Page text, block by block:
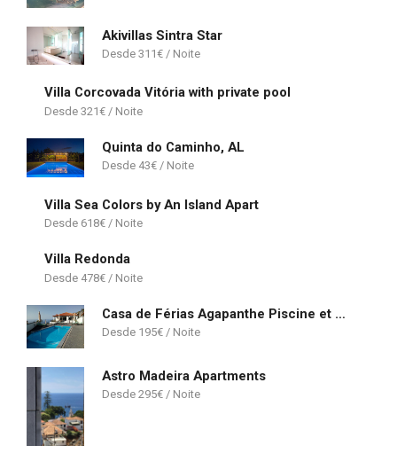
Akivillas Sintra Star
311€
Villa Corcovada Vitória with private pool
321€
Quinta do Caminho, AL
43€
Villa Sea Colors by An Island Apart
618€
Villa Redonda
478€
Casa de Férias Agapanthe Piscine et Vue Mer
195€
Astro Madeira Apartments
295€